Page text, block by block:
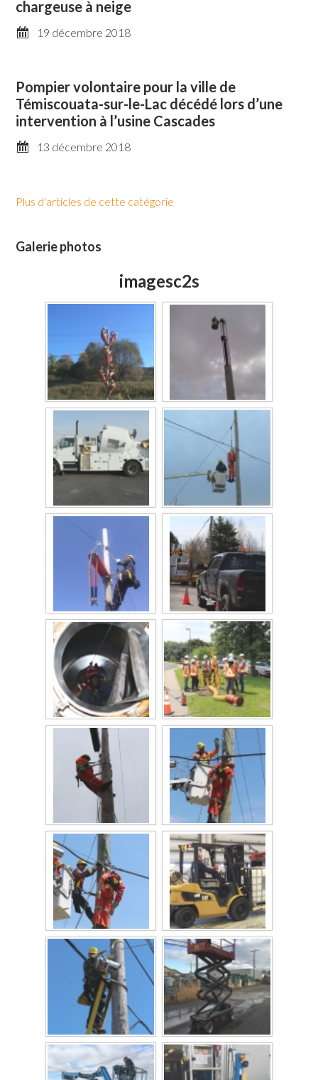
chargeuse à neige
19 décembre 2018
Pompier volontaire pour la ville de
Témiscouata-sur-le-Lac décédé lors d’une
intervention à l’usine Cascades
13 décembre 2018
Plus d'articles de cette catégorie
Galerie photos
imagesc2s